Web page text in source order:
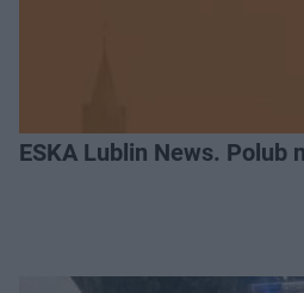
ESKA Lublin News. Polub